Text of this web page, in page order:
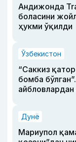
Андижонда
боласини
ҳукми ўқилди
Ўзбекистон
“Саккиз
бомба
Дунё
Мариупол